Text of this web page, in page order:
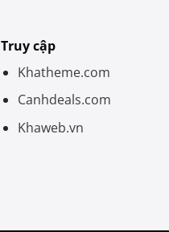
Truy cập
Khatheme.com
Canhdeals.com
Khaweb.vn